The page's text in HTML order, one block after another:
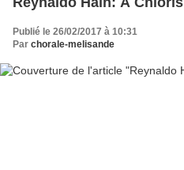
Publié le 26/02/2017 à 10:31
Par chorale-melisande